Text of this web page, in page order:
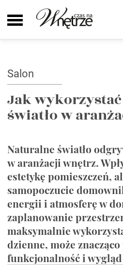
Salon
Jak
światło w
Naturalne światło
w aranżacji wnętrz.
estetykę pomieszczeń,
samopoczucie
energii i atmosferę w
zaplanowanie
maksymalnie
dzienne, może
funkcjonalność i